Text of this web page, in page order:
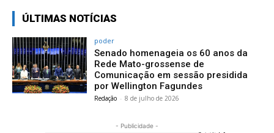
ÚLTIMAS NOTÍCIAS
poder
Senado homenageia os 60 anos da
Rede Mato-grossense de
Comunicação em sessão presidida
por Wellington Fagundes
Redação - 8 de julho de 2026
- Publicidade -